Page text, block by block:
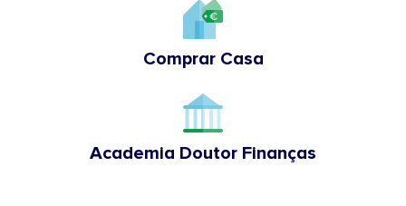
Comprar Casa
Academia Doutor Finanças